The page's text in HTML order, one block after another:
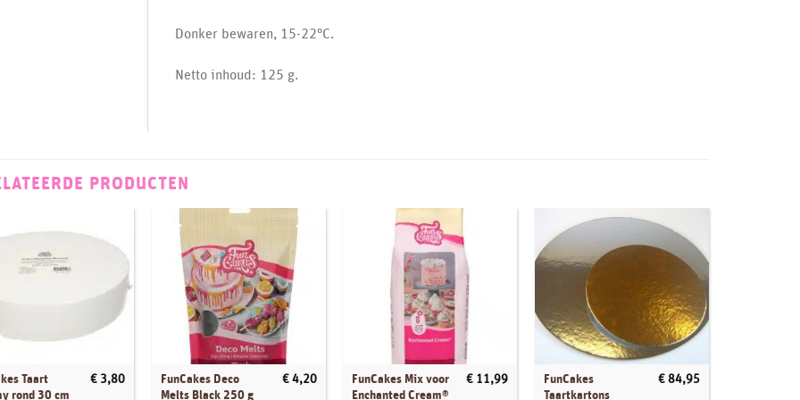
Donker bewaren, 15-22°C.
Netto inhoud: 125 g.
PRODUCTEN
Taart
rond 30 cm
€3,80
FunCakes Deco
Melts Black 250 g
€4,20
FunCakes Mix voor
Enchanted Cream®
€ 11,99
FunCakes
Taartkartons
€ 84,95